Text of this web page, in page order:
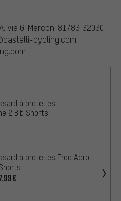
Via G. Marconi 81/83 32030
cycling.com
à bretelles
2 Bib Shorts
à bretelles Free Aero